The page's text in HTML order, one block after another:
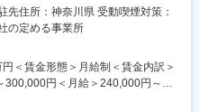
いて
知識を習得。この期間中に、大
務をお任せいたします。
先住所：神奈川県 受動喫煙対策：
の定める事業所
＜賃金形態＞月給制＜賃金内訳＞
300,000円＜月給＞240,000円～